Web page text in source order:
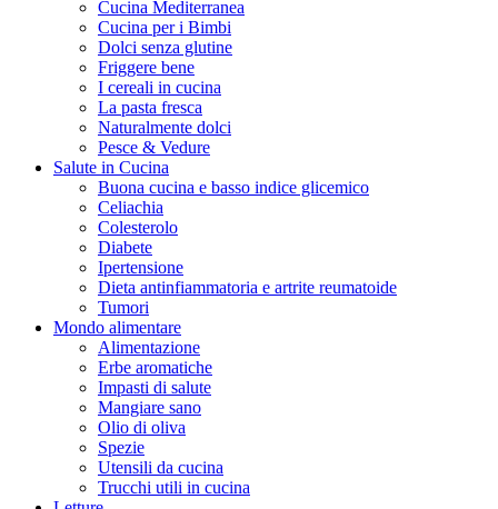
Cucina Mediterranea
Cucina per i Bimbi
Dolci senza glutine
Friggere bene
I cereali in cucina
La pasta fresca
Naturalmente dolci
Pesce & Vedure
Salute in Cucina
Buona cucina e basso indice glicemico
Celiachia
Colesterolo
Diabete
Ipertensione
Dieta antinfiammatoria e artrite reumatoide
Tumori
Mondo alimentare
Alimentazione
Erbe aromatiche
Impasti di salute
Mangiare sano
Olio di oliva
Spezie
Utensili da cucina
Trucchi utili in cucina